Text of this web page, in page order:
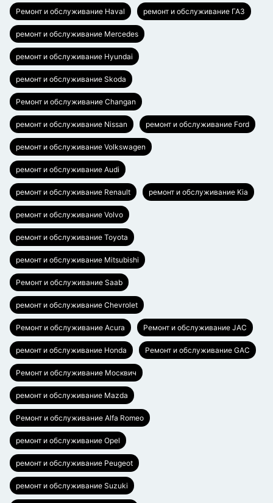
Ремонт и обслуживание Haval ремонт и обслуживание ГАЗ
ремонт и обслуживание Mercedes
ремонт и обслуживание Hyundai
ремонт и обслуживание Skoda
Ремонт и обслуживание Changan
ремонт и обслуживание Nissan ремонт и обслуживание Ford
ремонт и обслуживание Volkswagen
ремонт и обслуживание Audi
ремонт и обслуживание Renault ремонт и обслуживание Kia
ремонт и обслуживание Volvo
ремонт и обслуживание Toyota
ремонт и обслуживание Mitsubishi
Ремонт и обслуживание Saab
ремонт и обслуживание Chevrolet
Ремонт и обслуживание Acura Ремонт и обслуживание JAC
ремонт и обслуживание Honda Ремонт и обслуживание GAC
Ремонт и обслуживание Москвич
ремонт и обслуживание Mazda
Ремонт и обслуживание Alfa Romeo
ремонт и обслуживание Opel
ремонт и обслуживание Peugeot
ремонт и обслуживание Suzuki